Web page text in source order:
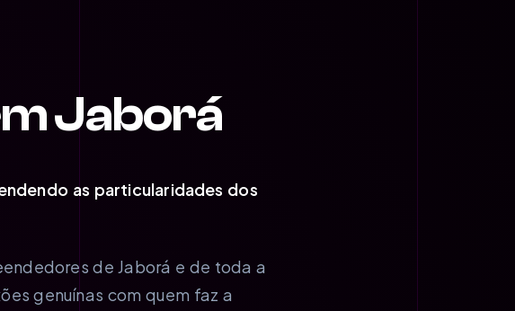
Jaborá
as particularidades dos
de Jaborá e de toda a
genuínas com quem faz a